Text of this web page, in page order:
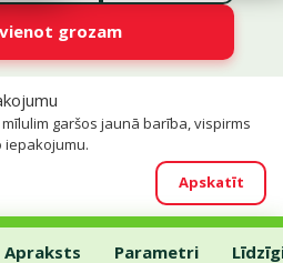
grozam
garšos jaunā barība, vispirms
iepakojumu.
Apskatīt
Kitten Chicken Healthy
Apraksts Parametri